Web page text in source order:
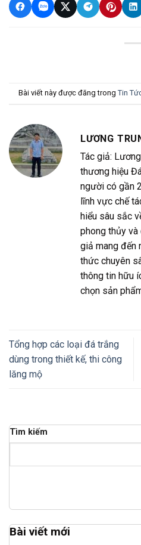
Bài viết này được đăng trong Tin
LƯƠNG
Tác giả:
thương hiệu
người có gần
lĩnh vực chế
hiểu sâu sắc
phong thủy và
giả mang đến
thức chuyên
thông tin hữu
chọn sản
Tổng hợp các loại đá trắng
dùng trong thiết kế, thi công
lăng mộ
Tìm kiếm
Bài viết mới